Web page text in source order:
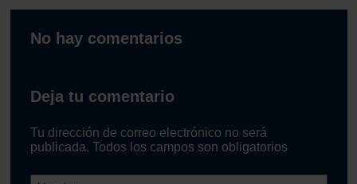
No hay comentarios
Deja tu comentario
Tu dirección de correo electrónico no será
publicada. Todos los campos son obligatorios